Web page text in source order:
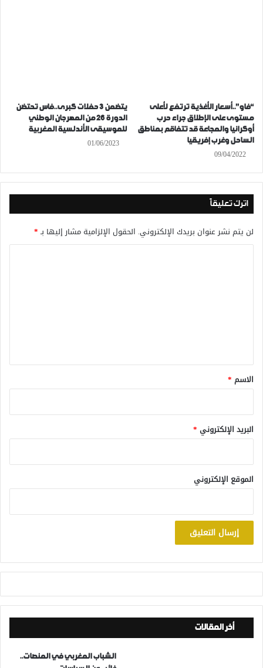
“فاو”..أسعار الأغذية ترتفع لأعلى
مستوى على الإطلاق جراء حرب
أوكرانيا والمجاعة قد تتفاقم بمناطق
الساحل وغرب إفريقيا
09/04/2022
يتضمن 3 حفلات كبرى..فاس تحتضن
الدورة 26 من المهرجان الوطني
للموسيقى الأندلسية المغربية
01/06/2023
اترك تعليقاً
لن يتم نشر عنوان بريدك الإلكتروني. الحقول الإلزامية مشار إليها بـ*
*
الاسم *
البريد الإلكتروني *
الموقع الإلكتروني
أخر المقالات
الشباب المغربي في المنصات..